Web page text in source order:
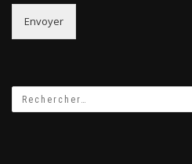
Envoyer